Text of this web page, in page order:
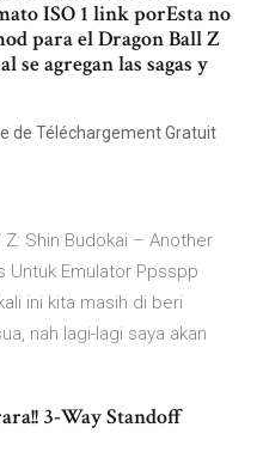
ISO 1 link porEsta no
para el Dragon Ball Z
se agregan las sagas y
de Téléchargement Gratuit
Z: Shin Budokai – Another
Untuk Emulator Ppsspp
ini kita masih di beri
nah lagi-lagi saya akan
3-Way Standoff